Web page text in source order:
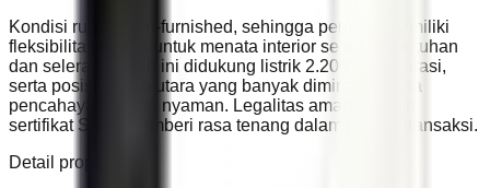
Kondisi rumah non-furnished, sehingga pembeli memiliki
fleksibilitas penuh untuk menata interior sesuai kebutuhan
dan selera. Rumah ini didukung listrik 2.200 watt, garasi,
serta posisi hadap utara yang banyak diminati karena
pencahayaan yang nyaman. Legalitas aman dengan
sertifikat SHM, memberi rasa tenang dalam proses transaksi.
Detail properti: